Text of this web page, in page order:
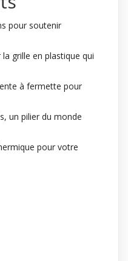
pour soutenir
la grille en plastique qui
à fermette pour
un pilier du monde
pour votre